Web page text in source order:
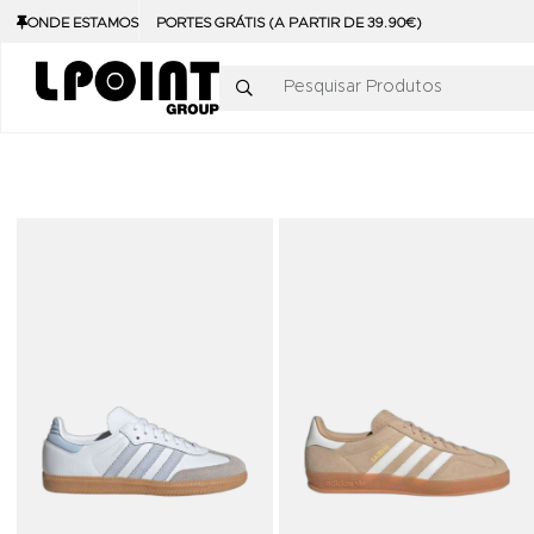
ONDE ESTAMOS PORTES GRÁTIS (A PARTIR DE 39.90€)
Pesquisar Produtos